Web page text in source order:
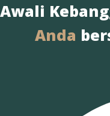
Awali
Anda